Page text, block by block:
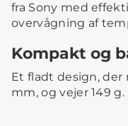
fra Sony med
overvågning af
Kompakt og
Et fladt design, der
mm, og vejer 149 g.